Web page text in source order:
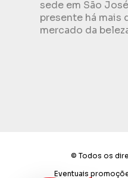
sede em São
presente há mais
mercado da
© Todos os
Eventuais